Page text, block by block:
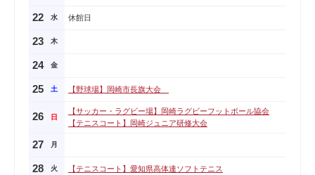
22 水 休館日
23 木
24 金
25 土 【野球場】岡崎市長旗大会
26 日
【サッカー・ラグビー場】岡崎ラグビーフットボール協会
【テニスコート】岡崎ジュニア研修大会
27 月
28 火 【テニスコート】愛知県高体連ソフトテニス